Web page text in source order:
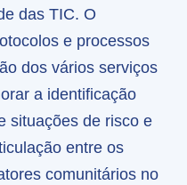
das TIC. O
e processos
dos vários serviços
a identificação
situações de risco e
entre os
comunitários no